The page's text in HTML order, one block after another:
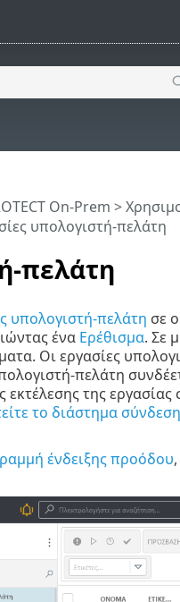
πελάτη
On-Prem >
υπολογιστή-πελάτη
υπολογιστή-πελάτη σε
ένα Ερέθισμα. Σε
Οι εργασίες
πελάτη
της εργασίας
το διάστημα
ένδειξης προόδου